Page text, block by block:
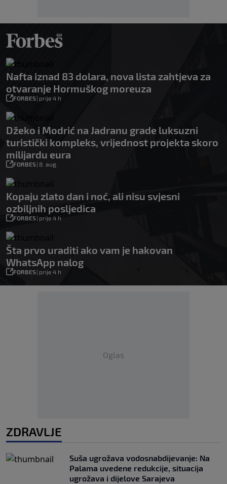
Nafta iznad 83 dolara, nova lista zahtjeva za
otvaranje Hormuškog moreuza
FORBES| prije 4 h
Džeko i Modrić na Jadranu grade luksuzni
turistički kompleks, vrijednost projekta skoro
milijardu eura
FORBES| 8. aug.
Kopaju zlato dan i noć, ali nisu svjesni
ozbiljnih posljedica
FORBES| prije 4 h
Šta prvo uraditi ako vam je hakovan
WhatsApp nalog
FORBES| prije 4 h
Oglas
ZDRAVLJE
Suša ugrožava vodosnabdijevanje: Na
Palama uvedene redukcije, situacija
ugrožava i dijelove Sarajeva